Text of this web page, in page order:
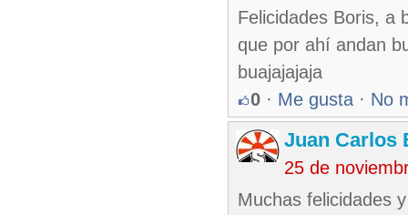
Felicidades Boris, a
que por ahí andan
buajajajaja
0 · Me gusta · No
Juan Carlos
25 de
Muchas felicidades